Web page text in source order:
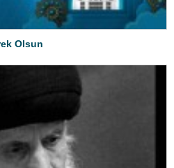
Olsun